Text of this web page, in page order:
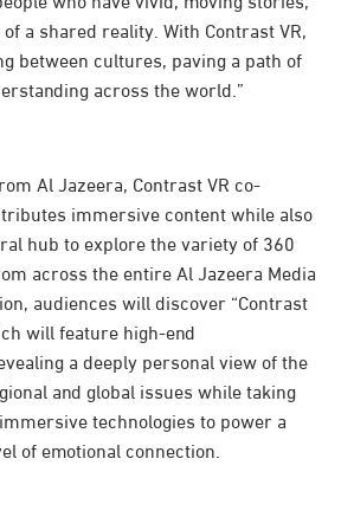
a shared reality. With Contrast VR,
between cultures, paving a path of
across the world.”
Al Jazeera, Contrast VR co-
immersive content while also
hub to explore the variety of 360
across the entire Al Jazeera Media
audiences will discover “Contrast
will feature high-end
a deeply personal view of the
and global issues while taking
technologies to power a
of emotional connection.